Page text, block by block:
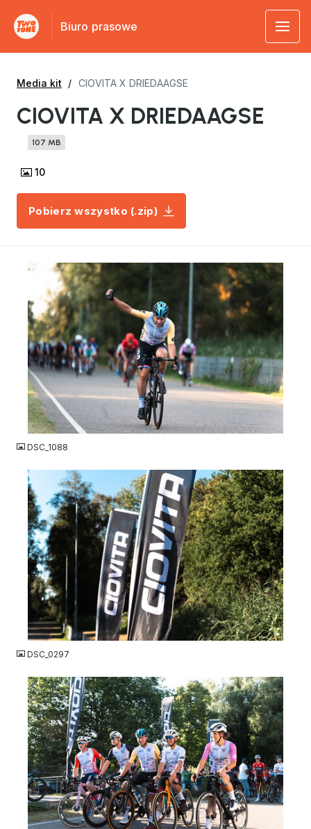
Biuro prasowe
Media kit CIOVITA X DRIEDAAGSE
CIOVITA X DRIEDAAGSE
107 MB
10
Pobierz wszystko (.zip)
JPG
DSC_1088
JPG
DSC_0297